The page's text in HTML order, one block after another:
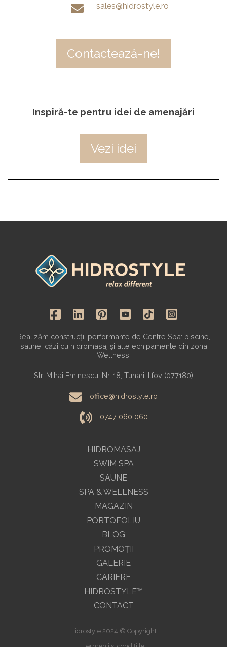
sales@hidrostyle.ro
Contactează-ne!
Inspiră-te pentru idei de amenajări
Vezi idei
HIDROMASAJ
SWIM SPA
SAUNE
SPA & WELLNESS
MAGAZIN
Realizăm construcții performante de Centre Spa: piscine,
saune, căzi cu hidromasaj și alte echipamente din zona
Wellness.
Str. Mihai Eminescu, Nr. 18, Tunari, Ilfov (077180)
office@hidrostyle.ro
0747 060 060
PORTOFOLIU
BLOG
PROMOŢII
GALERIE
CARIERE
HIDROSTYLE™
CONTACT
Hidrostyle 2024 © Copyright